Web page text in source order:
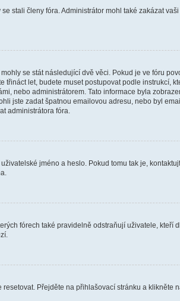
stali členy fóra. Administrátor mohl také zakázat
se stát následující dvě věci. Pokud je ve fóru
let, budete muset postupovat podle instrukcí,
nebo administrátorem. Tato informace byla
jste zadat špatnou emailovou adresu, nebo byl
administrátora fóra.
jméno a heslo. Pokud tomu tak je,
fórech také pravidelně odstraňují uživatele, kteří
Přejděte na přihlašovací stránku a klikněte